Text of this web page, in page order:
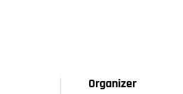
Organizer